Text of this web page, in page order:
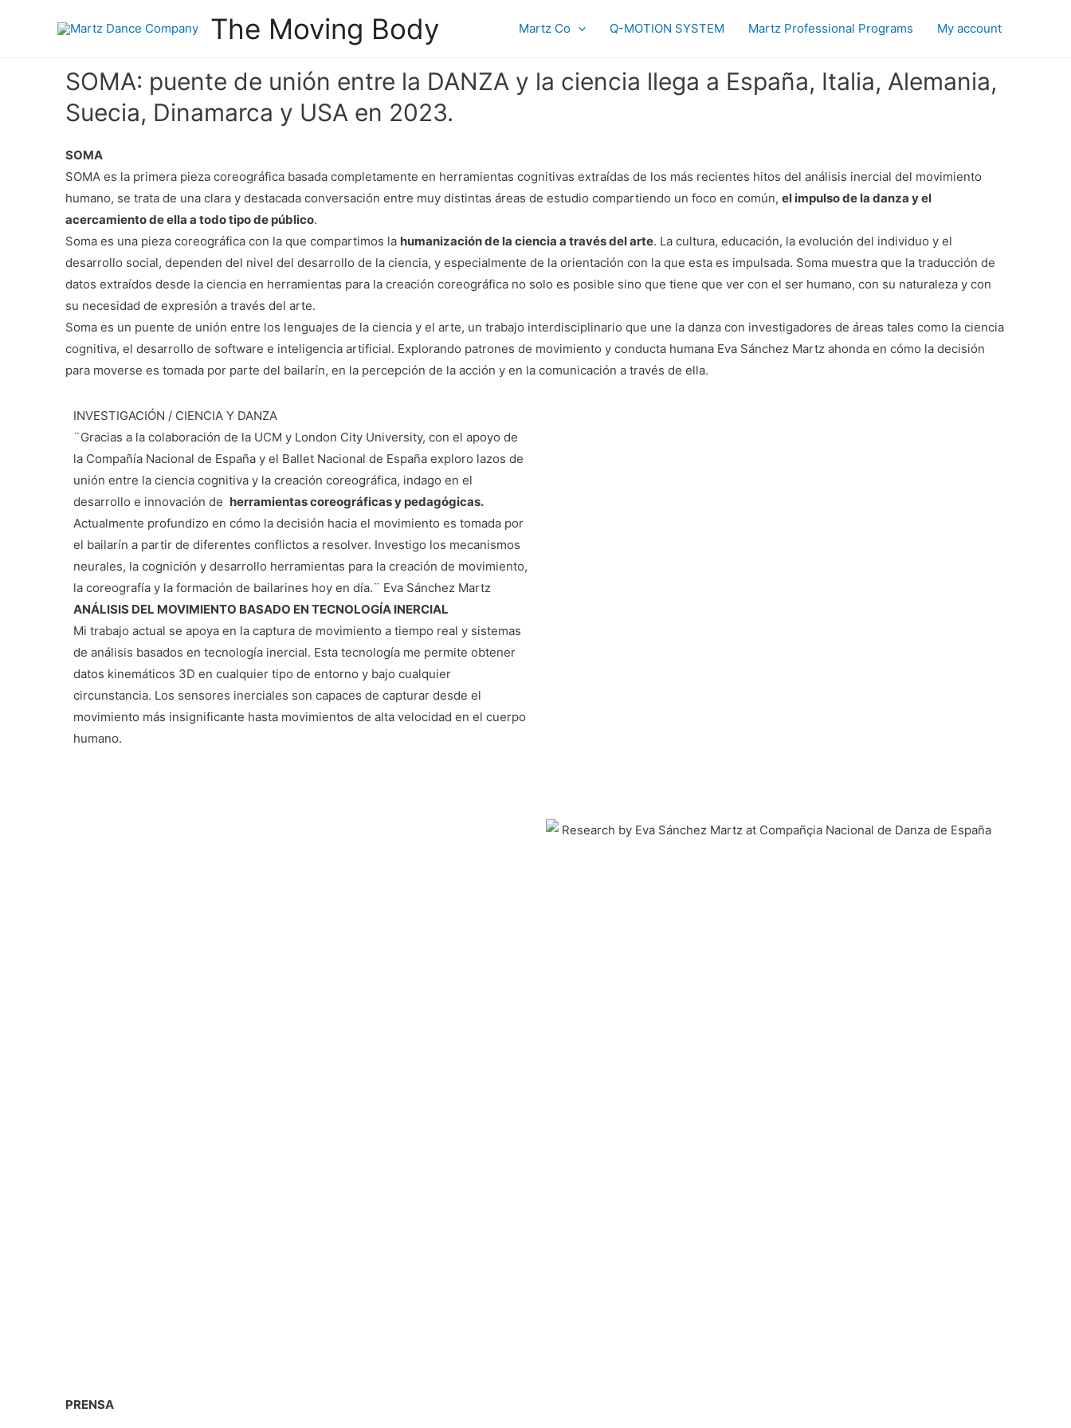
The Moving Body Martz Co Q-MOTION SYSTEM Martz Professional Programs My account
SOMA: puente de unión entre la DANZA y la ciencia llega a España, Italia, Alemania,
Suecia, Dinamarca y USA en 2023.
SOMA
SOMA es la primera pieza coreográfica basada completamente en herramientas cognitivas extraídas de los más recientes hitos del análisis inercial del movimiento
humano, se trata de una clara y destacada conversación entre muy distintas áreas de estudio compartiendo un foco en común, el impulso de la danza y el
acercamiento de ella a todo tipo de público.
Soma es una pieza coreográfica con la que compartimos la humanización de la ciencia a través del arte. La cultura, educación, la evolución del individuo y el
desarrollo social, dependen del nivel del desarrollo de la ciencia, y especialmente de la orientación con la que esta es impulsada. Soma muestra que la traducción de
datos extraídos desde la ciencia en herramientas para la creación coreográfica no solo es posible sino que tiene que ver con el ser humano, con su naturaleza y con
su necesidad de expresión a través del arte.
Soma es un puente de unión entre los lenguajes de la ciencia y el arte, un trabajo interdisciplinario que une la danza con investigadores de áreas tales como la ciencia
cognitiva, el desarrollo de software e inteligencia artificial. Explorando patrones de movimiento y conducta humana Eva Sánchez Martz ahonda en cómo la decisión
para moverse es tomada por parte del bailarín, en la percepción de la acción y en la comunicación a través de ella.
INVESTIGACIÓN / CIENCIA Y DANZA
¨Gracias a la colaboración de la UCM y London City University, con el apoyo de
la Compañía Nacional de España y el Ballet Nacional de España exploro lazos de
unión entre la ciencia cognitiva y la creación coreográfica, indago en el
desarrollo e innovación de herramientas coreográficas y pedagógicas.
Actualmente profundizo en cómo la decisión hacia el movimiento es tomada por
el bailarín a partir de diferentes conflictos a resolver. Investigo los mecanismos
neurales, la cognición y desarrollo herramientas para la creación de movimiento,
la coreografía y la formación de bailarines hoy en día.¨ Eva Sánchez Martz
ANÁLISIS DEL MOVIMIENTO BASADO EN TECNOLOGÍA INERCIAL
Mi trabajo actual se apoya en la captura de movimiento a tiempo real y sistemas
de análisis basados en tecnología inercial. Esta tecnología me permite obtener
datos kinemáticos 3D en cualquier tipo de entorno y bajo cualquier
circunstancia. Los sensores inerciales son capaces de capturar desde el
movimiento más insignificante hasta movimientos de alta velocidad en el cuerpo
humano.
PRENSA